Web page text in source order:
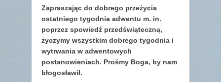
Zapraszając do dobrego przeżycia
ostatniego tygodnia adwentu m. in.
poprzez spowiedź przedświąteczną,
życzymy wszystkim dobrego tygodnia i
wytrwania w adwentowych
postanowieniach. Prośmy Boga, by nam
błogosławił.